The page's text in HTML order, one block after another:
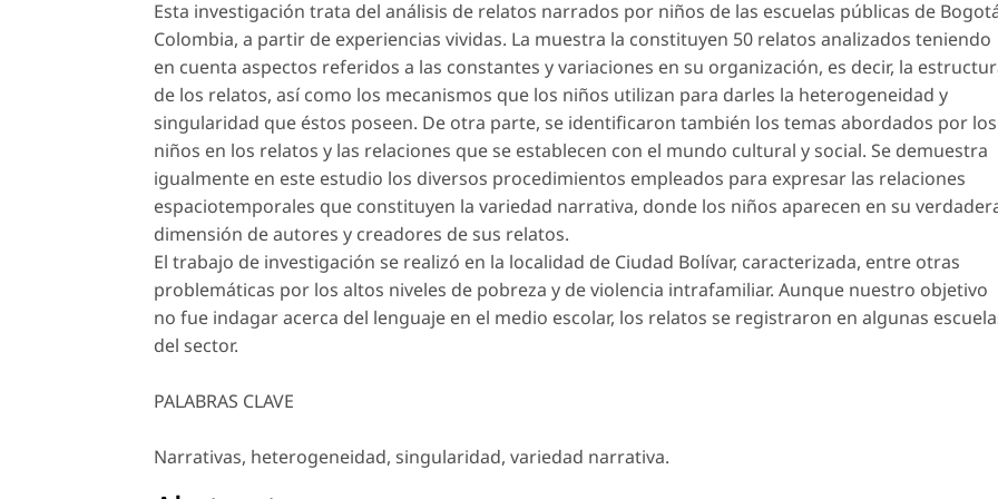
Esta investigación trata del análisis de relatos narrados por niños de las escuelas públicas de
Colombia, a partir de experiencias vividas. La muestra la constituyen 50 relatos analizados teniendo
en cuenta aspectos referidos a las constantes y variaciones en su organización, es decir, la
de los relatos, así como los mecanismos que los niños utilizan para darles la heterogeneidad y
singularidad que éstos poseen. De otra parte, se identificaron también los temas abordados por los
niños en los relatos y las relaciones que se establecen con el mundo cultural y social. Se demuestra
igualmente en este estudio los diversos procedimientos empleados para expresar las relaciones
espaciotemporales que constituyen la variedad narrativa, donde los niños aparecen en su
dimensión de autores y creadores de sus relatos.
El trabajo de investigación se realizó en la localidad de Ciudad Bolívar, caracterizada, entre otras
problemáticas por los altos niveles de pobreza y de violencia intrafamiliar. Aunque nuestro objetivo
no fue indagar acerca del lenguaje en el medio escolar, los relatos se registraron en algunas
del sector.
PALABRAS CLAVE
Narrativas, heterogeneidad, singularidad, variedad narrativa.